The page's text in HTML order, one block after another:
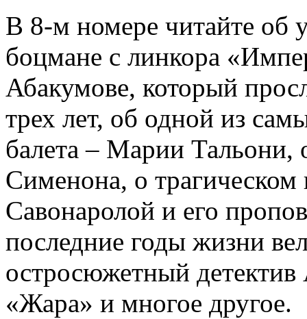
В 8-м номере читайте об
боцмане с линкора
Абакумове, который
трех лет, об одной из
балета – Марии
Сименона, о трагическом
Савонаролой и его
последние годы жизни
остросюжетный детектив
«Жара» и многое другое.